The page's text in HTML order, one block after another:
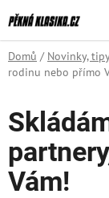
na
obsah
Domů / Novinky,
rodinu nebo přímo
Vám!